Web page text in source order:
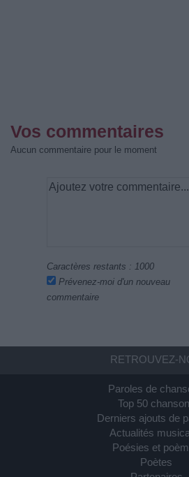
Vos commentaires
Aucun commentaire pour le moment
Caractères restants : 1000
Prévenez-moi d'un nouveau
commentaire
RETROUVEZ-
Paroles de
Top 50
Derniers ajouts de
Actualités
Poésies et
Poètes